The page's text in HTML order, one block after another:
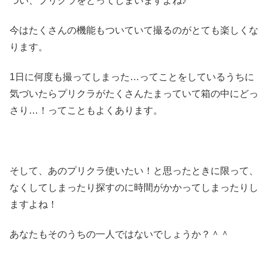
今はたくさんの機能もついていて撮るのがとても楽しくな
ります。
1日に何度も撮ってしまった…ってことをしているうちに
気づいたらプリクラがたくさんたまっていて箱の中にどっ
さり…！ってこともよくあります。
そして、あのプリクラ使いたい！と思ったときに限って、
なくしてしまったり探すのに時間がかかってしまったりし
ますよね！
あなたもそのうちの一人ではないでしょうか？＾＾